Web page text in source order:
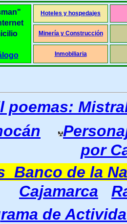
Hoteles y hospedajes
Minería y Construcción
Inmobiliaria
poemas:
por
Banco de la
Cajamarca
R
de